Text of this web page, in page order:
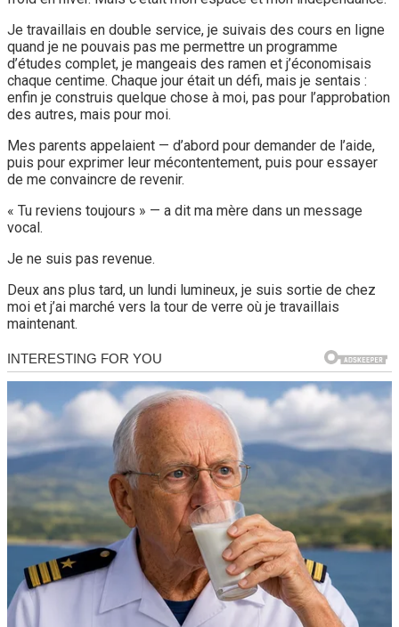
Je travaillais en double service, je suivais des cours en ligne
quand je ne pouvais pas me permettre un programme
d’études complet, je mangeais des ramen et j’économisais
chaque centime. Chaque jour était un défi, mais je sentais :
enfin je construis quelque chose à moi, pas pour l’approbation
des autres, mais pour moi.
Mes parents appelaient — d’abord pour demander de l’aide,
puis pour exprimer leur mécontentement, puis pour essayer
de me convaincre de revenir.
« Tu reviens toujours » — a dit ma mère dans un message
vocal.
Je ne suis pas revenue.
Deux ans plus tard, un lundi lumineux, je suis sortie de chez
moi et j’ai marché vers la tour de verre où je travaillais
maintenant.